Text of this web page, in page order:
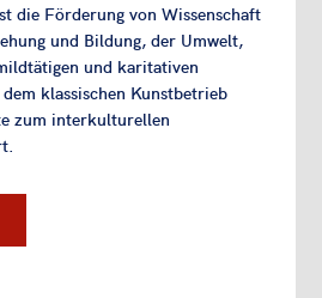
die Förderung von Wissenschaft
und Bildung, der Umwelt,
und karitativen
klassischen Kunstbetrieb
zum interkulturellen